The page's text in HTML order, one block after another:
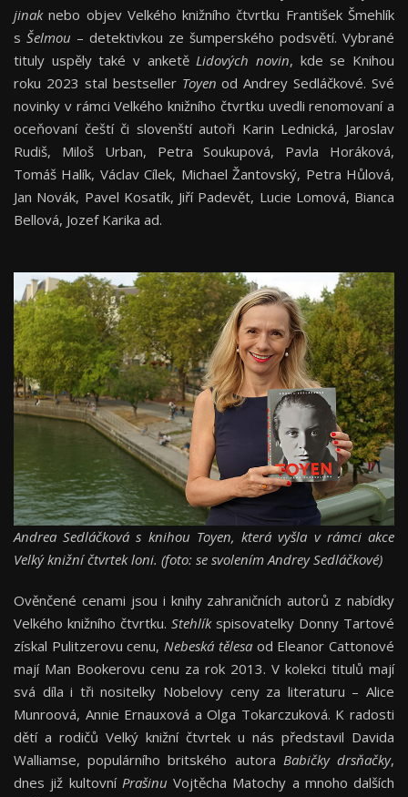
jinaknebo objev Velkého knižního čtvrtku František Šmehlík
s Šelmou – detektivkou ze šumperského podsvětí. Vybrané
tituly uspěly také v anketěLidových novin, kde se Knihou
roku 2023 stal bestseller Toyen od Andrey Sedláčkové. Své
novinky v rámci Velkého knižního čtvrtku uvedli renomovaní a
oceňovaní čeští či slovenští autoři Karin Lednická, Jaroslav
Rudiš, Miloš Urban, Petra Soukupová, Pavla Horáková,
Tomáš Halík, Václav Cílek, Michael Žantovský, Petra Hůlová,
Jan Novák, Pavel Kosatík, Jiří Padevět, Lucie Lomová, Bianca
Bellová, Jozef Karika ad.
Andrea Sedláčková s knihou Toyen, která vyšla v rámci akce
Velký knižní čtvrtek loni. (foto: se svolením Andrey Sedláčkové)
Ověnčené cenami jsou i knihy zahraničních autorů z nabídky
Velkého knižního čtvrtku. Stehlík spisovatelky Donny Tartové
získal Pulitzerovu cenu,Nebeská tělesaod Eleanor Cattonové
mají Man Bookerovu cenu za rok 2013. V kolekci titulů mají
svá díla i tři nositelky Nobelovy ceny za literaturu – Alice
Munroová, Annie Ernauxová a Olga Tokarczuková. K radosti
dětí a rodičů Velký knižní čtvrtek u nás představil Davida
Walliamse, populárního britského autora Babičky drsňačky,
dnes již kultovní Prašinu Vojtěcha Matochy a mnoho dalších